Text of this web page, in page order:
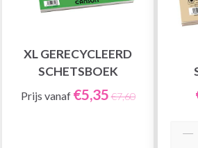
XL GERECYCLEERD
SCHETSBOEK
Prijs vanaf €5,35 €7,60